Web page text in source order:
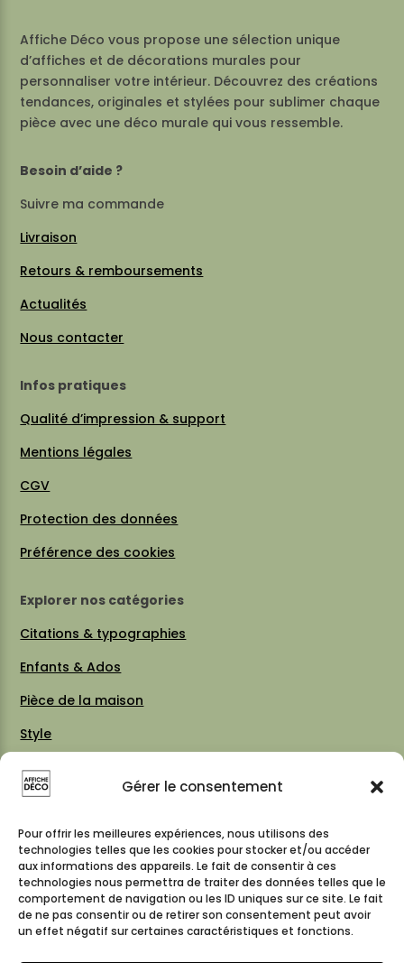
Gérer le consentement
Pour offrir les meilleures expériences, nous utilisons des
technologies telles que les cookies pour stocker et/ou accéder
aux informations des appareils. Le fait de consentir à ces
technologies nous permettra de traiter des données telles que le
comportement de navigation ou les ID uniques sur ce site. Le fait
de ne pas consentir ou de retirer son consentement peut avoir
un effet négatif sur certaines caractéristiques et fonctions.
Affiche Déco vous propose une sélection unique
d’affiches et de décorations murales pour
personnaliser votre intérieur. Découvrez des créations
tendances, originales et stylées pour sublimer chaque
pièce avec une déco murale qui vous ressemble.
Besoin d’aide ?
Suivre ma commande
Livraison
Retours & remboursements
Actualités
Nous contacter
Infos pratiques
Qualité d’impression & support
Mentions légales
CGV
Protection des données
Préférence des cookies
Explorer nos catégories
Citations & typographies
Enfants & Ados
Pièce de la maison
Style
Thèmes
Vintage 70 / 80
Cartes & plans de villes
Suivez-nous